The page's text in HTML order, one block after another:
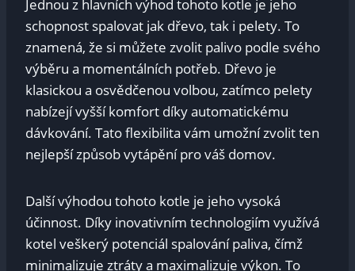
Jednou z hlavních výhod tohoto kotle je jeho
schopnost spalovat jak dřevo, tak i pelety. To
znamená, že si můžete zvolit palivo podle svého
výběru a momentálních potřeb. Dřevo je
klasickou a osvědčenou volbou, zatímco pelety
nabízejí vyšší komfort díky automatickému
dávkování. Tato flexibilita vám umožní zvolit ten
nejlepší způsob vytápění pro váš domov.
Další výhodou tohoto kotle je jeho vysoká
účinnost. Díky inovativním technologiím využívá
kotel veškerý potenciál spalování paliva, čímž
minimalizuje ztráty a maximalizuje výkon. To